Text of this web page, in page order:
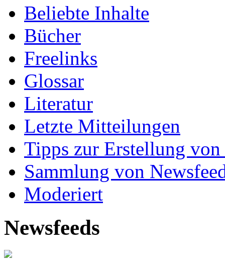
Beliebte Inhalte
Bücher
Freelinks
Glossar
Literatur
Letzte Mitteilungen
Tipps zur Erstellung
Sammlung von
Moderiert
Newsfeeds